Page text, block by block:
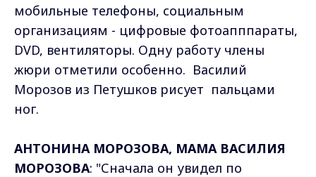
мобильные телефоны, социальным
организациям - цифровые фотоапппараты,
DVD, вентиляторы. Одну работу члены
жюри отметили особенно. Василий
Морозов из Петушков рисует пальцами
ног.
АНТОНИНА МОРОЗОВА, МАМА ВАСИЛИЯ
МОРОЗОВА: "Сначала он увидел по